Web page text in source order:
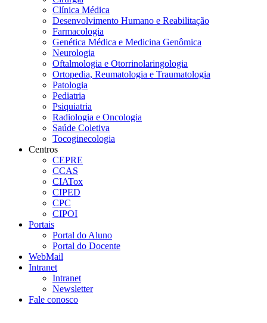
Clínica Médica
Desenvolvimento Humano e Reabilitação
Farmacologia
Genética Médica e Medicina Genômica
Neurologia
Oftalmologia e Otorrinolaringologia
Ortopedia, Reumatologia e Traumatologia
Patologia
Pediatria
Psiquiatria
Radiologia e Oncologia
Saúde Coletiva
Tocoginecologia
Centros
CEPRE
CCAS
CIATox
CIPED
CPC
CIPOI
Portais
Portal do Aluno
Portal do Docente
WebMail
Intranet
Intranet
Newsletter
Fale conosco